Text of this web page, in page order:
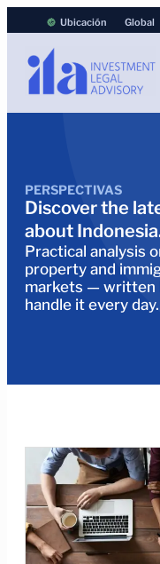
Ubicación Global
PERSPECTIVAS
Discover the
about
Practical analysis
property and
markets — written
handle it every day.